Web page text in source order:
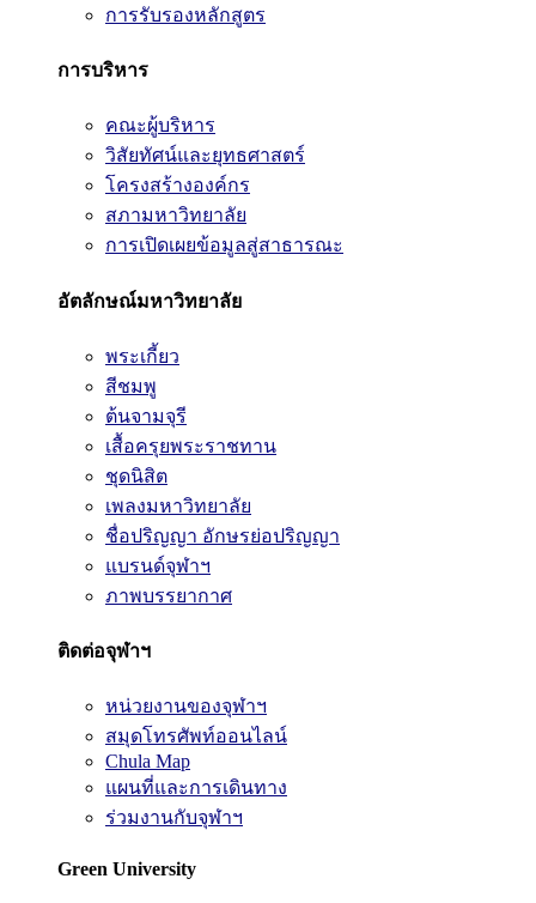
การรับรองหลักสูตร
การบริหาร
คณะผู้บริหาร
วิสัยทัศน์และยุทธศาสตร์
โครงสร้างองค์กร
สภามหาวิทยาลัย
การเปิดเผยข้อมูลสู่สาธารณะ
อัตลักษณ์มหาวิทยาลัย
พระเกี้ยว
สีชมพู
ต้นจามจุรี
เสื้อครุยพระราชทาน
ชุดนิสิต
เพลงมหาวิทยาลัย
ชื่อปริญญา อักษรย่อปริญญา
แบรนด์จุฬาฯ
ภาพบรรยากาศ
ติดต่อจุฬาฯ
หน่วยงานของจุฬาฯ
สมุดโทรศัพท์ออนไลน์
Chula Map
แผนที่และการเดินทาง
ร่วมงานกับจุฬาฯ
Green University